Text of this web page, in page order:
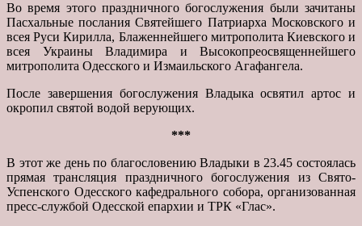
Во время этого праздничного богослужения были зачитаны
Пасхальные послания Святейшего Патриарха Московского и
всея Руси Кирилла, Блаженнейшего митрополита Киевского и
всея Украины Владимира и Высокопреосвященнейшего
митрополита Одесского и Измаильского Агафангела.
После завершения богослужения Владыка освятил артос и
окропил святой водой верующих.
***
В этот же день по благословению Владыки в 23.45 состоялась
прямая трансляция праздничного богослужения из Свято-
Успенского Одесского кафедрального собора, организованная
пресс-службой Одесской епархии и ТРК «Глас».